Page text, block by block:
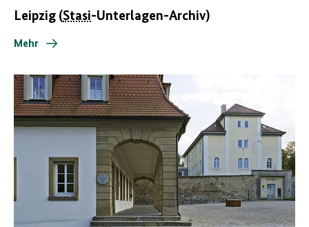
Leipzig (Stasi-Unterlagen-Archiv)
Mehr